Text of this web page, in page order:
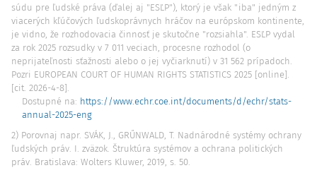
súdu pre ľudské práva (ďalej aj "ESĽP"), ktorý je však "iba" jedným z
viacerých kľúčových ľudskoprávnych hráčov na európskom kontinente,
je vidno, že rozhodovacia činnosť je skutočne "rozsiahla". ESĽP vydal
za rok 2025 rozsudky v 7 011 veciach, procesne rozhodol (o
neprijateľnosti sťažnosti alebo o jej vyčiarknutí) v 31 562 prípadoch.
Pozri EUROPEAN COURT OF HUMAN RIGHTS STATISTICS 2025 [online].
[cit. 2026-4-8].
Dostupné na: https://www.echr.coe.int/documents/d/echr/stats-
annual-2025-eng
2) Porovnaj napr. SVÁK, J., GRŰNWALD, T. Nadnárodné systémy ochrany
ľudských práv. I. zväzok. Štruktúra systémov a ochrana politických
práv. Bratislava: Wolters Kluwer, 2019, s. 50.